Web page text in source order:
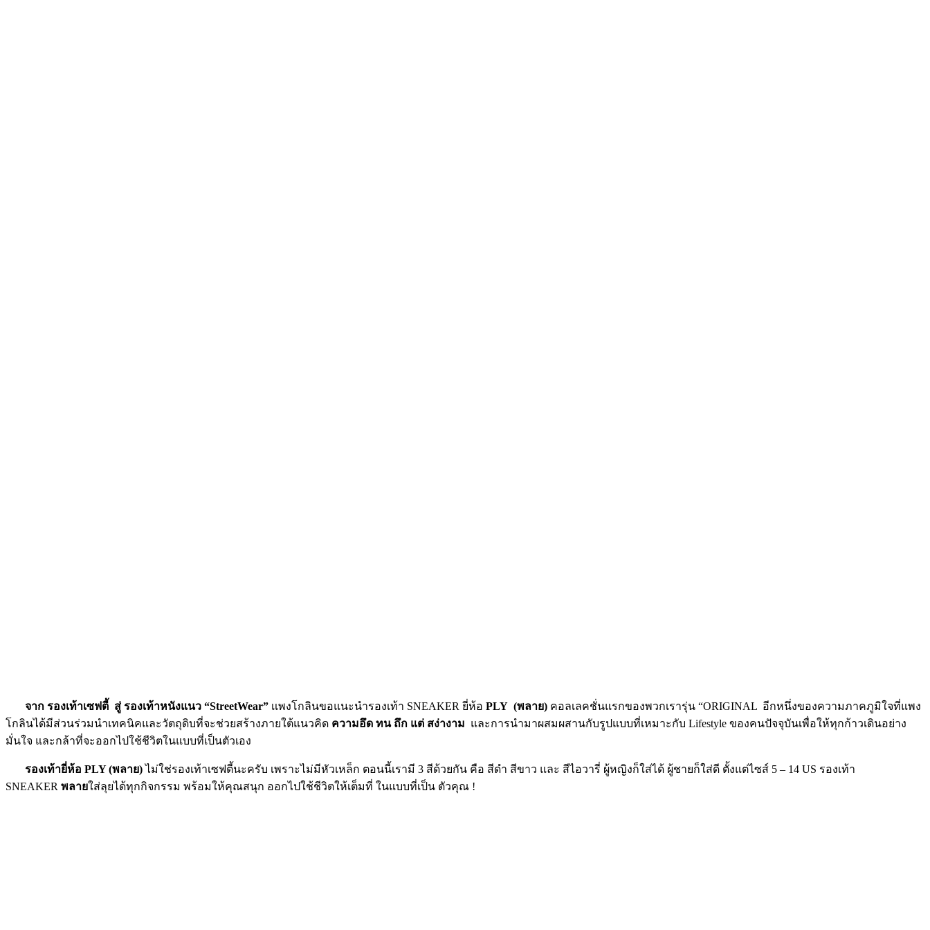
จาก รองเท้าเซฟตี้ สู่ รองเท้าหนังแนว “StreetWear” เเพงโกลินขอแนะนำรองเท้า SNEAKER ยี่ห้อ PLY (พลาย) คอลเลคชั่นแรกของพวกเรารุ่น “ORIGINAL อีกหนึ่งของความภาคภูมิใจที่แพง
โกลินได้มีส่วนร่วมนำเทคนิคและวัตถุดิบที่จะช่วยสร้างภายใต้แนวคิด ความอึด ทน ถึก แต่ สง่างาม และการนำมาผสมผสานกับรูปแบบที่เหมาะกับ Lifestyle ของคนปัจจุบันเพื่อให้ทุกก้าวเดินอย่าง
มั่นใจ และกล้าที่จะออกไปใช้ชีวิตในแบบที่เป็นตัวเอง
รองเท้ายี่ห้อ PLY (พลาย)ไม่ใช่รองเท้าเซฟตี้นะครับ เพราะไม่มีหัวเหล็ก ตอนนี้เรามี 3 สีด้วยกัน คือ สีดำ สีขาว และ สีไอวารี่ ผู้หญิงก็ใส่ได้ ผู้ชายก็ใส่ดี ตั้งแต่ไซส์ 5 – 14 US รองเท้า
SNEAKER พลายใส่ลุยได้ทุกกิจกรรม พร้อมให้คุณสนุก ออกไปใช้ชีวิตให้เต็มที่ ในแบบที่เป็น ตัวคุณ !